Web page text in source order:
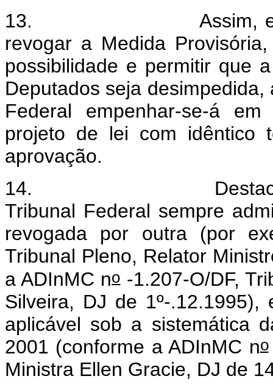
13. Assim,
revogar a Medida
possibilidade e permitir que
Deputados seja
Federal empenhar-se-á
projeto de lei com idêntico
aprovação.
14. Destaco que a
Tribunal Federal sempre
revogada por outra (por
Tribunal Pleno, Relator
a ADInMC no-1.207-O/DF,
Silveira, DJ de 1º-
aplicável sob a sistemática
2001 (conforme a ADInMC no
Ministra Ellen Gracie, DJ de